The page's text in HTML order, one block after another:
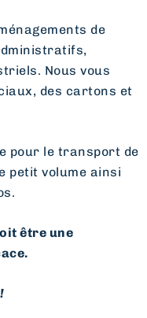
de
Nous vous
des cartons et
pour le transport de
petit volume ainsi
être une